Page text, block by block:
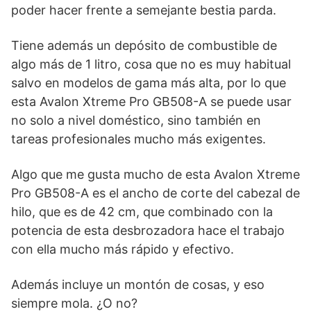
poder hacer frente a semejante bestia parda.
Tiene además un depósito de combustible de
algo más de 1 litro, cosa que no es muy habitual
salvo en modelos de gama más alta, por lo que
esta Avalon Xtreme Pro GB508-A se puede usar
no solo a nivel doméstico, sino también en
tareas profesionales mucho más exigentes.
Algo que me gusta mucho de esta Avalon Xtreme
Pro GB508-A es el ancho de corte del cabezal de
hilo, que es de 42 cm, que combinado con la
potencia de esta desbrozadora hace el trabajo
con ella mucho más rápido y efectivo.
Además incluye un montón de cosas, y eso
siempre mola. ¿O no?